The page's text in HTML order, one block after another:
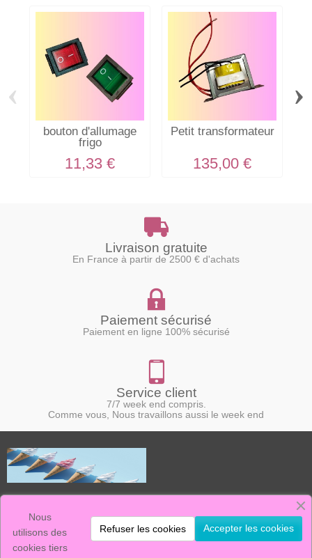
bouton d'allumage
frigo
11,33 €
Petit transformateur
135,00 €
‹ ›
Livraison gratuite
En France à partir de 2500 € d'achats
Paiement sécurisé
Paiement en ligne 100% sécurisé
Service client
7/7 week end compris.
Comme vous, Nous travaillons aussi le week end
Le Marchand de Glace, c'est :
Un stock de pièces détachées, ainsi qu'un service après vente efficace.
nous sommes présents sur ce marché depuis plus de 20 ans, avec des
produits réputés fiables et simples d'utilisation.
Nous
utilisons des
cookies tiers
Accepter les cookies
Refuser les cookies